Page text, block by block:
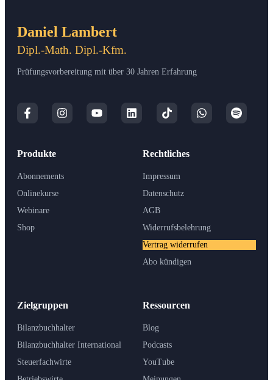
Daniel Lambert
Dipl.-Math. Dipl.-Kfm.
Prüfungsvorbereitung mit über 30 Jahren Erfahrung
Produkte
Abonnements
Onlinekurse
Webinare
Shop
Zielgruppen
Bilanzbuchhalter
Bilanzbuchhalter International
Steuerfachwirte
Ressourcen
Blog
Podcasts
YouTube
Rechtliches
Impressum
Datenschutz
AGB
Widerrufsbelehrung
Vertrag widerrufen
Abo kündigen